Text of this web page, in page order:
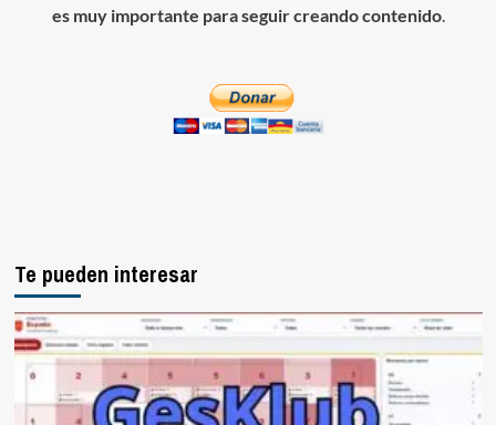
es muy importante para seguir creando contenido.
Te pueden interesar